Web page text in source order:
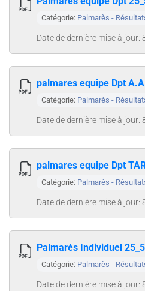
Catégorie: Palmarès -
Date de dernière mise à jour:
palmares equipe Dpt
Catégorie: Palmarès -
Date de dernière mise à jour:
palmares equipe Dpt
Catégorie: Palmarès -
Date de dernière mise à jour:
Palmarés Individuel
Catégorie: Palmarès -
Date de dernière mise à jour: